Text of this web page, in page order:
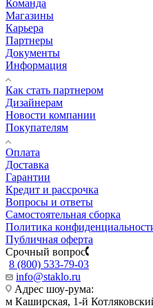
Команда
Магазины
Карьера
Партнеры
Документы
Информация
Как стать партнером
Дизайнерам
Новости компании
Покупателям
Оплата
Доставка
Гарантии
Кредит и рассрочка
Вопросы и ответы
Самостоятельная сборка
Политика
Публичная оферта
Срочный вопрос
8 (800) 533-79-03
info@staklo.ru
Адрес шоу-рума:
м Каширская, 1-й